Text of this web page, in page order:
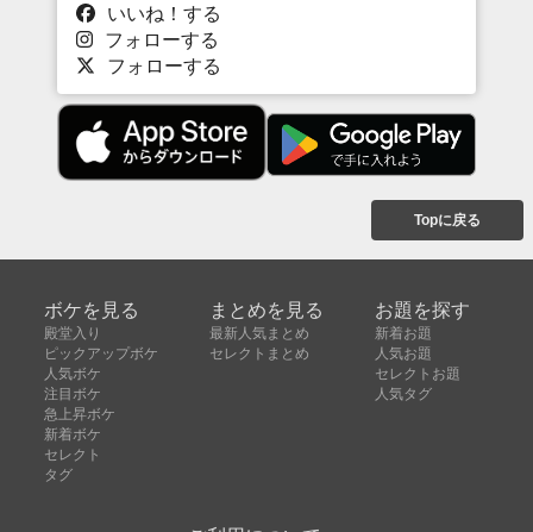
いいね！する
フォローする
フォローする
Topに戻る
ボケを見る
殿堂入り
ピックアップボケ
人気ボケ
注目ボケ
急上昇ボケ
新着ボケ
セレクト
タグ
まとめを見る
最新人気まとめ
セレクトまとめ
お題を探す
新着お題
人気お題
セレクトお題
人気タグ